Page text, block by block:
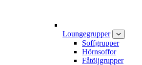
Loungegrupper
Soffgrupper
Hörnsoffor
Fåtöljgrupper